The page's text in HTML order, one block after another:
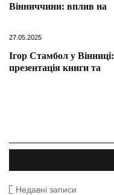
Вінниччини: вплив на
27.05.2025
Ігор Стамбол у Вінниці:
презентація книги та
Недавні записи